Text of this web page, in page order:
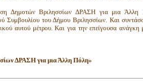
Δημοτών Βριλησσίων ΔΡΑΣΗ για μια
Συμβουλίου του Δήμου Βριλησσίων. Και
αυτού μέτρου. Και για την επείγουσα ανάγκη
ΔΡΑΣΗ για μια Άλλη Πόλη»